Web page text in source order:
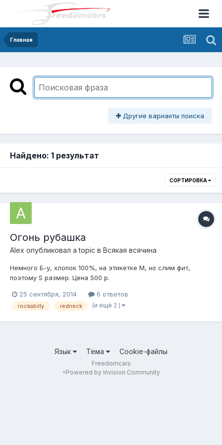
Главная
Другие варианты поиска
Найдено: 1 результат
СОРТИРОВКА
Огонь рубашка
Alеx опубликовал a topic в Всякая всячина
Немного Б-у, хлопок 100%, на этикетке М, но слим фит,
поэтому S размер. Цена 500 р.
25 сентября, 2014 6 ответов
rockabilly redneck (и ещё 2 )
Язык Тема Cookie-файлы
Freedomcars
=Powered by Invision Community